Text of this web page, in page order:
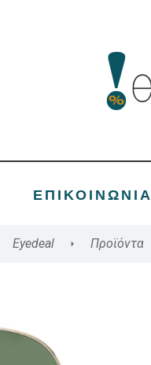
ΕΠΙΚΟΙΝΩΝΊΑ
Eyedeal Προϊόντα